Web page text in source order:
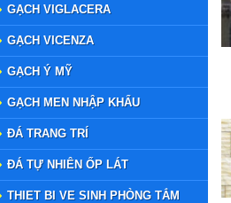
GẠCH VIGLACERA
GẠCH VICENZA
GẠCH Ý MỸ
GẠCH MEN NHẬP KHẨU
ĐÁ TRANG TRÍ
ĐÁ TỰ NHIÊN ỐP LÁT
THIET BI VE SINH PHÒNG TẮM